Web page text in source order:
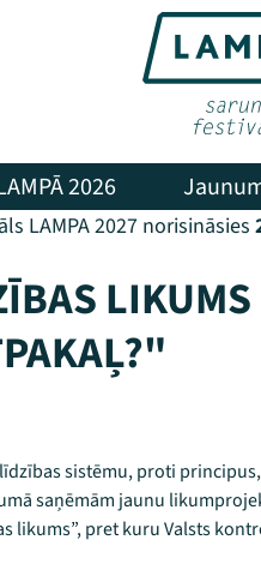
2026
LAMPA 2027 norisināsies
sistēmu, proti
saņēmām jaunu
likums”, pret kuru Valsts